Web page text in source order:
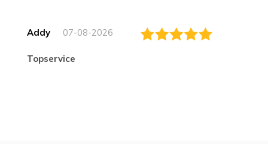
Addy 07-08-2026
topservice